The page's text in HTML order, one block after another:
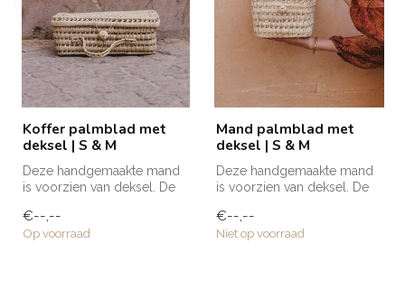
Koffer palmblad met
deksel | S & M
Deze handgemaakte mand
is voorzien van deksel. De
h...
€--,--
Op voorraad
Mand palmblad met
deksel | S & M
Deze handgemaakte mand
is voorzien van deksel. De
h...
€--,--
Niet op voorraad